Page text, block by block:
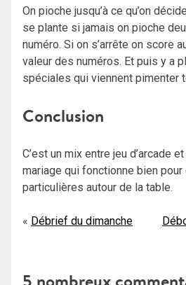
On pioche jusqu’à ce qu’on
se plante si jamais on pioche
numéro. Si on s’arrête on score
valeur des numéros. Et puis y a
spéciales qui viennent pimenter
Conclusion
C’est un mix entre jeu d’arcade
mariage qui fonctionne bien
particulières autour de la table.
Navigation
l’article
Débrief du dimanche